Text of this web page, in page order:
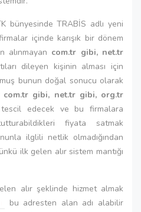
TRABİS adlı yeni
içinde karışık bir dönem
alınmayan com.tr gibi, net.tr
dileyen kişinin alması için
bunun doğal sonucu olarak
com.tr gibi, net.tr gibi, org.tr
edecek ve bu firmalara
fiyata satmak
ilglili netlik olmadığından
ilk gelen alır sistem mantığı
alır şeklinde hizmet almak
bu adresten alan adı alabilir